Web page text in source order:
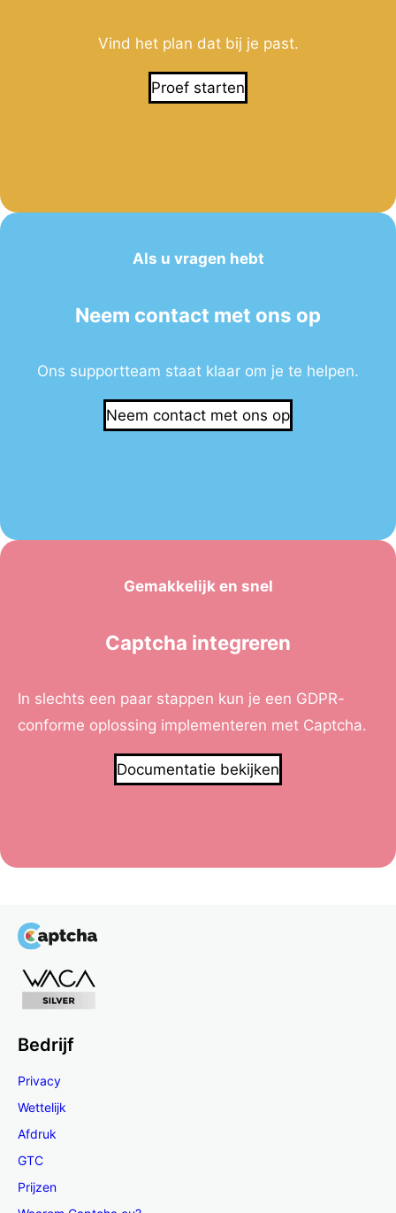
Vind het plan dat bij je past.
Proef starten
Als u vragen hebt
Neem contact met ons op
Ons supportteam staat klaar om je te helpen.
Neem contact met ons op
Gemakkelijk en snel
Captcha integreren
In slechts een paar stappen kun je een GDPR-
conforme oplossing implementeren met Captcha.
Documentatie bekijken
Bedrijf
Privacy
Wettelijk
Afdruk
GTC
Prijzen